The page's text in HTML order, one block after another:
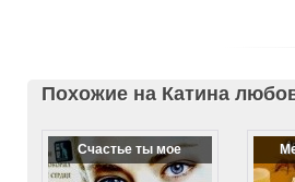
Похожие на Катина
Счастье ты мое